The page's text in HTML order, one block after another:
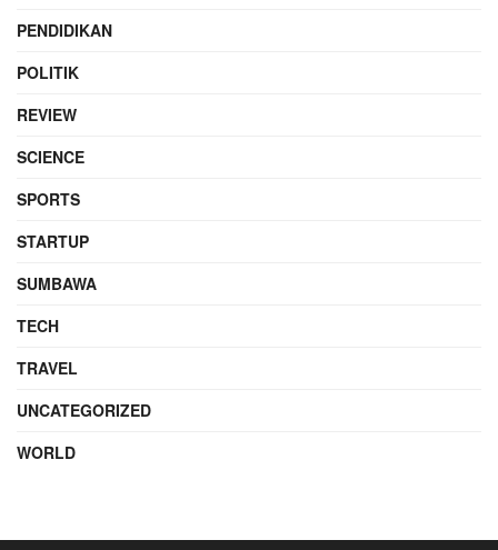
PENDIDIKAN
POLITIK
REVIEW
SCIENCE
SPORTS
STARTUP
SUMBAWA
TECH
TRAVEL
UNCATEGORIZED
WORLD